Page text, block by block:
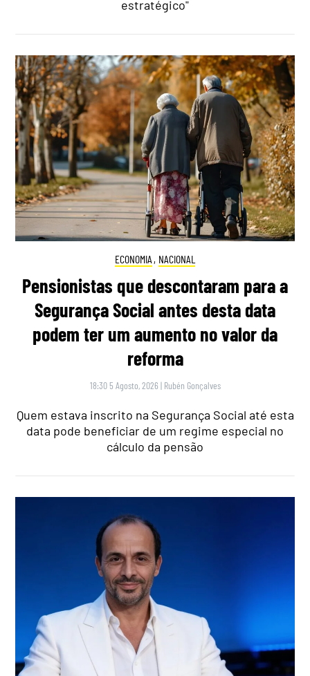
estratégico"
ECONOMIA , NACIONAL
Pensionistas que descontaram para a
Segurança Social antes desta data
podem ter um aumento no valor da
reforma
18:30 5 Agosto, 2026 | Rubén Gonçalves
Quem estava inscrito na Segurança Social até esta
data pode beneficiar de um regime especial no
cálculo da pensão